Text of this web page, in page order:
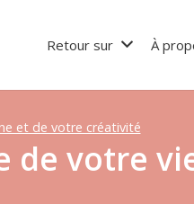
Retour sur À
de votre
et de votre créativité